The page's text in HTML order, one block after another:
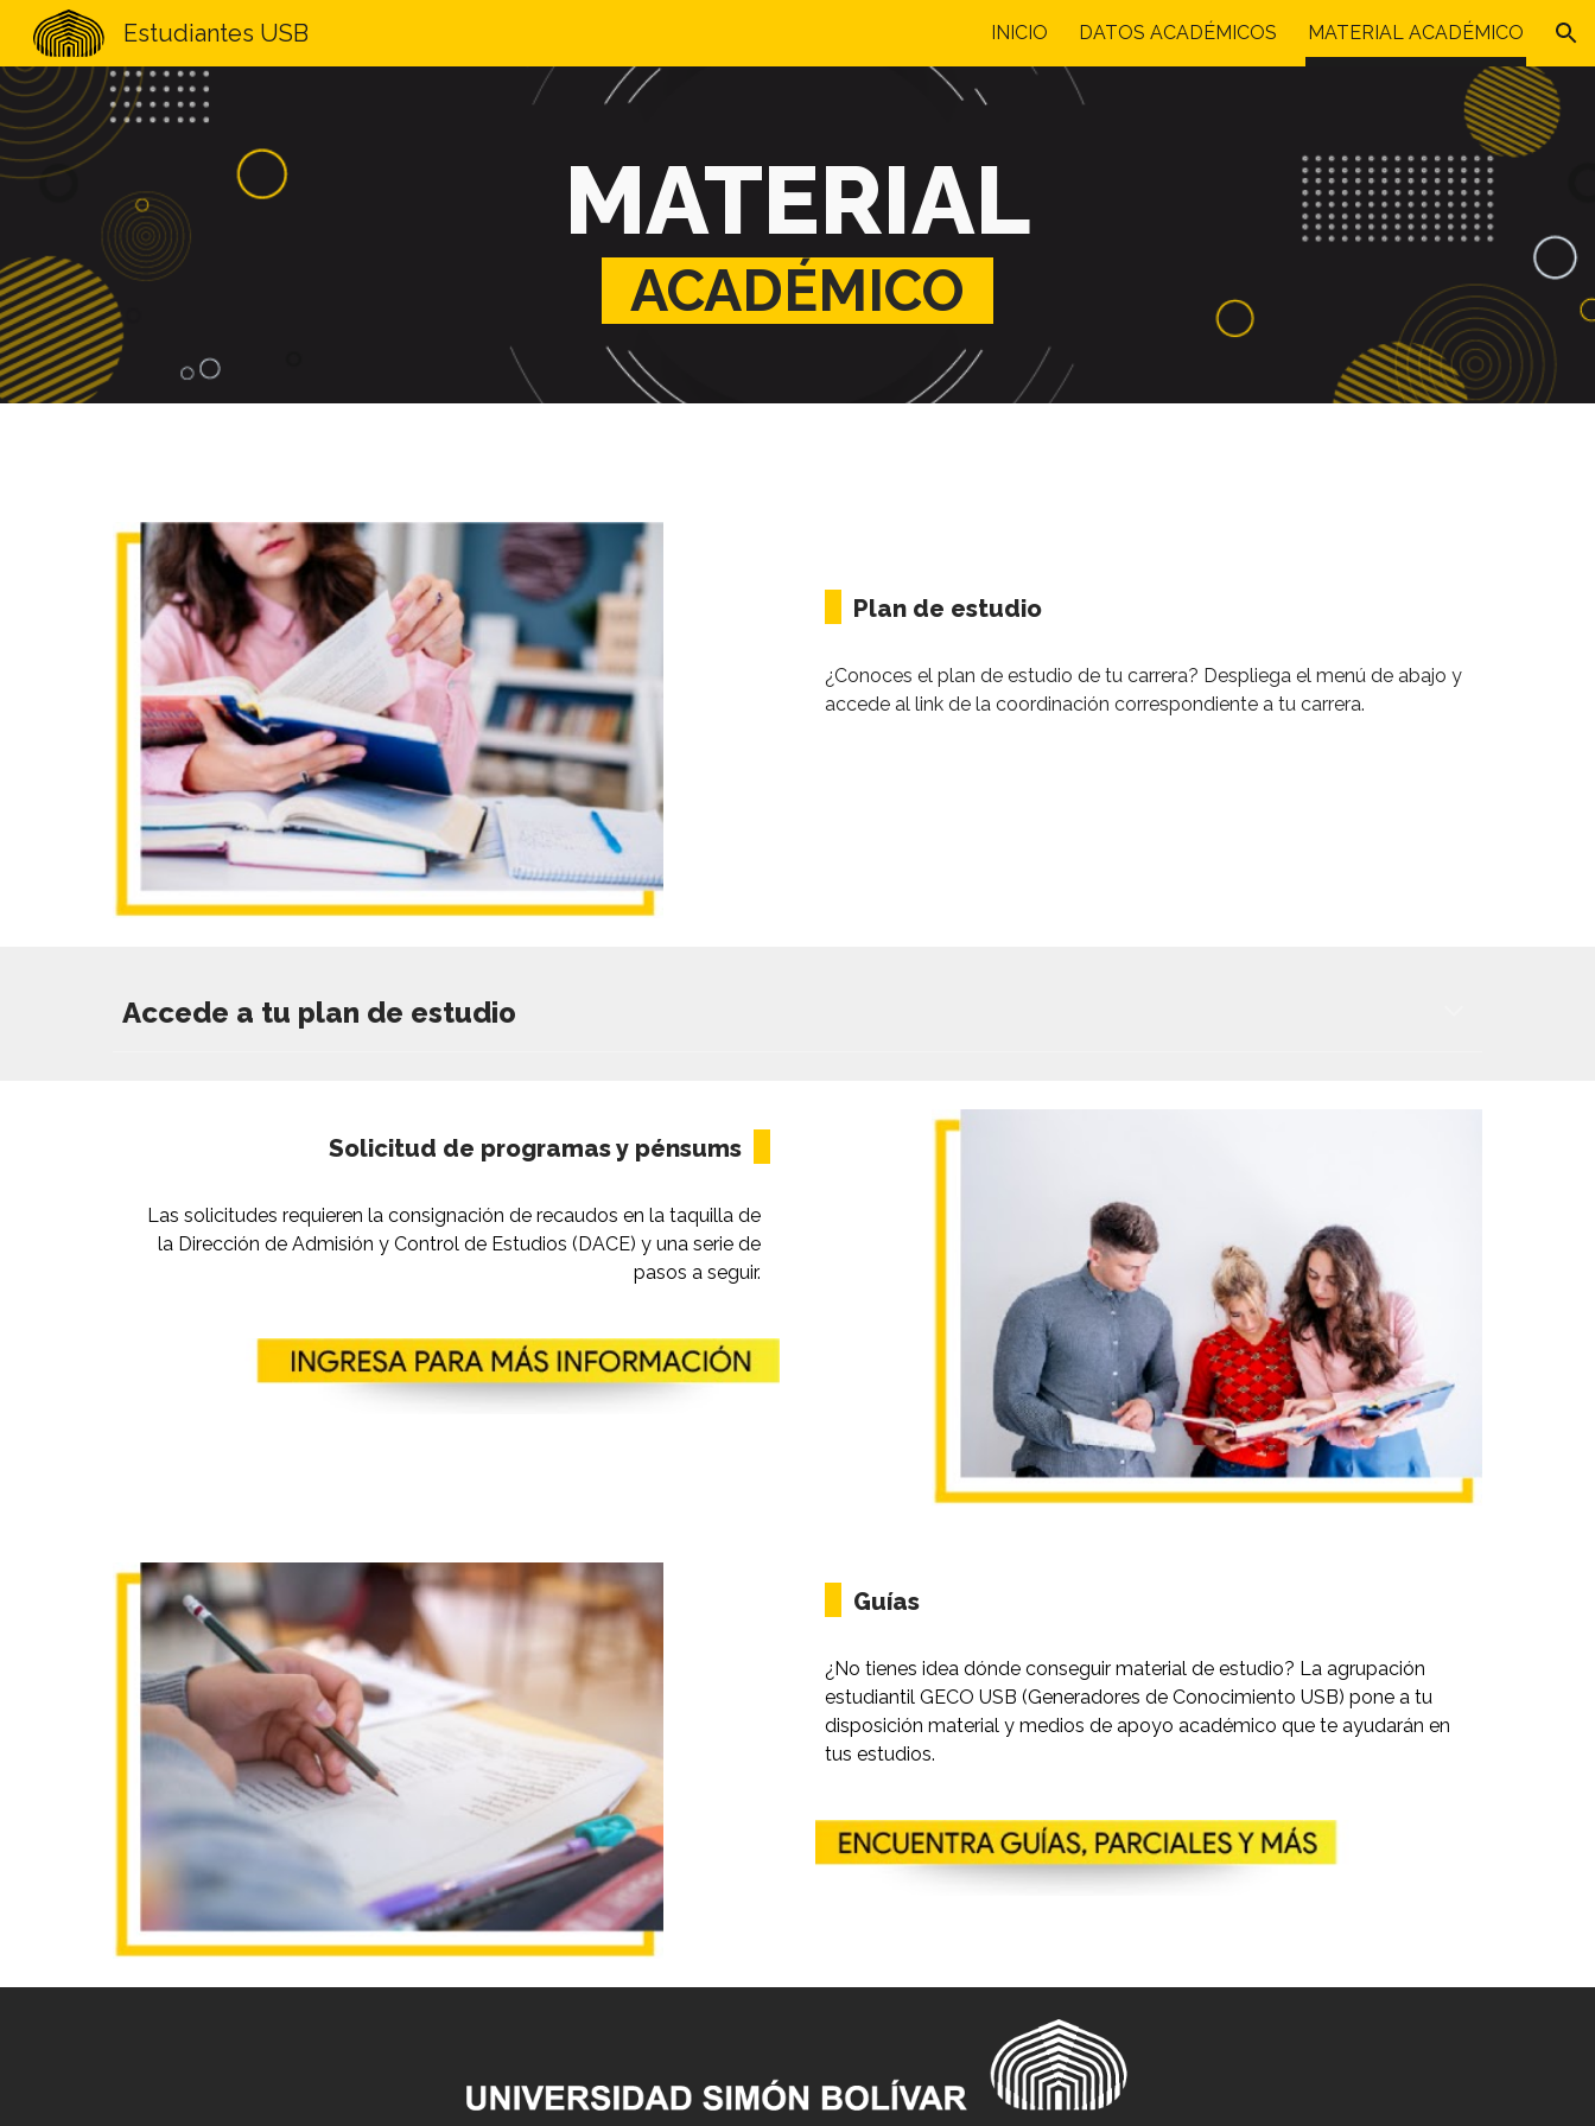
Skip to navigation
Estudiantes USB INICIO DATOS ACADÉMICOS MATERIAL ACADÉMICO
MATERIAL
ACADÉMICO
Plan de estudio
¿Conoces el plan de estudio de tu carrera? Despliega el menú de abajo y
accede al link de la coordinación correspondiente a tu carrera.
Accede a tu plan de estudio
Solicitud de programas y pénsums
Las solicitudes requieren la consignación de recaudos en la taquilla de
la Dirección de Admisión y Control de Estudios (DACE) y una serie de
pasos a seguir.
Guías
¿No tienes idea dónde conseguir material de estudio? La agrupación
estudiantil GECO USB (Generadores de Conocimiento USB) pone a tu
disposición material y medios de apoyo académico que te ayudarán en
tus estudios.